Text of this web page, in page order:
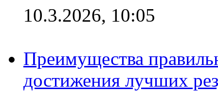
10.3.2026, 10:05
Преимущества
достижения лучших